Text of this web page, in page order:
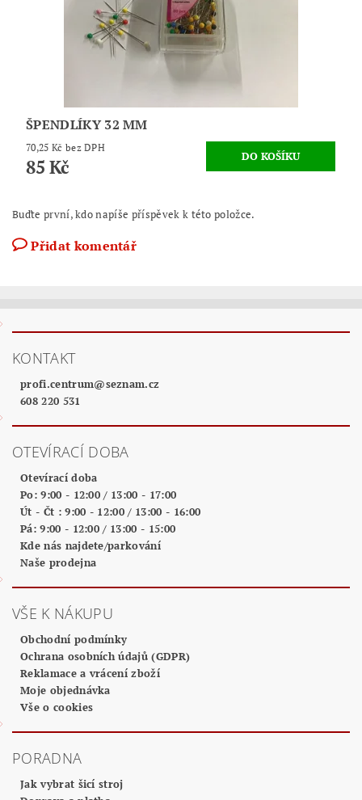
ŠPENDLÍKY 32 MM
70,25 Kč bez DPH
85 Kč
Buďte první, kdo napíše příspěvek k této položce.
Přidat komentář
KONTAKT
profi.centrum@seznam.cz
608 220 531
OTEVÍRACÍ DOBA
Otevírací doba
Po: 9:00 - 12:00 / 13:00 - 17:00
Út - Čt : 9:00 - 12:00 / 13:00 - 16:00
Pá: 9:00 - 12:00 / 13:00 - 15:00
Kde nás najdete/parkování
Naše prodejna
VŠE K NÁKUPU
Obchodní podmínky
Ochrana osobních údajů (GDPR)
Reklamace a vrácení zboží
Moje objednávka
Vše o cookies
PORADNA
Jak vybrat šicí stroj